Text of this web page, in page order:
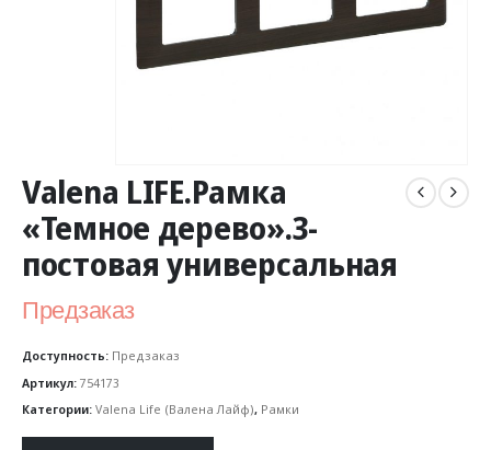
Valena LIFE.Рамка
«Темное дерево».3-
постовая универсальная
Предзаказ
Доступность: Предзаказ
Артикул: 754173
Категории: Valena Life (Валена Лайф), Рамки